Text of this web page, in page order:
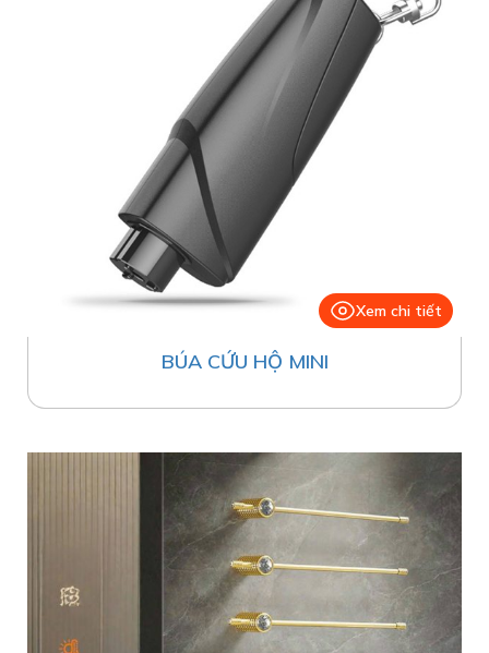
Xem chi tiết
BÚA CỨU HỘ MINI